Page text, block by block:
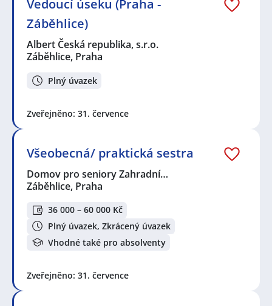
Vedoucí úseku (Praha -
Záběhlice)
Albert Česká republika, s.r.o.
Záběhlice, Praha
Plný úvazek
Zveřejněno: 31. července
Všeobecná/ praktická sestra
Domov pro seniory Zahradní…
Záběhlice, Praha
36 000 – 60 000 Kč
Plný úvazek, Zkrácený úvazek
Vhodné také pro absolventy
Zveřejněno: 31. července